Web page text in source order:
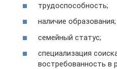
трудоспособность;
наличие образования;
семейный статус;
специализация
востребованность в